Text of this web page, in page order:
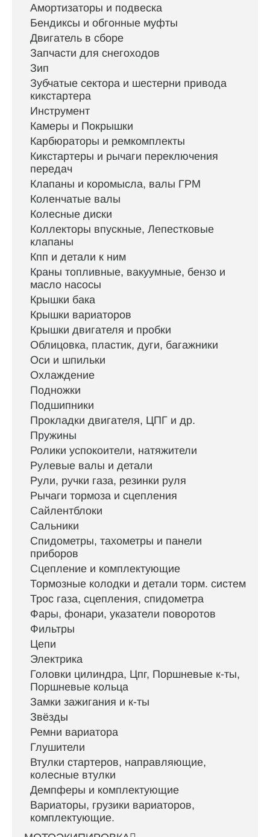
Амортизаторы и подвеска
Бендиксы и обгонные муфты
Двигатель в сборе
Запчасти для снегоходов
Зип
Зубчатые сектора и шестерни привода
кикстартера
Инструмент
Камеры и Покрышки
Карбюраторы и ремкомплекты
Кикстартеры и рычаги переключения
передач
Клапаны и коромысла, валы ГРМ
Коленчатые валы
Колесные диски
Коллекторы впускные, Лепестковые
клапаны
Кпп и детали к ним
Краны топливные, вакуумные, бензо и
масло насосы
Крышки бака
Крышки вариаторов
Крышки двигателя и пробки
Облицовка, пластик, дуги, багажники
Оси и шпильки
Охлаждение
Подножки
Подшипники
Прокладки двигателя, ЦПГ и др.
Пружины
Ролики успокоители, натяжители
Рулевые валы и детали
Рули, ручки газа, резинки руля
Рычаги тормоза и сцепления
Сайлентблоки
Сальники
Спидометры, тахометры и панели
приборов
Сцепление и комплектующие
Тормозные колодки и детали торм. систем
Трос газа, сцепления, спидометра
Фары, фонари, указатели поворотов
Фильтры
Цепи
Электрика
Головки цилиндра, Цпг, Поршневые к-ты,
Поршневые кольца
Замки зажигания и к-ты
Звёзды
Ремни вариатора
Глушители
Втулки стартеров, направляющие,
колесные втулки
Демпферы и комплектующие
Вариаторы, грузики вариаторов,
комплектующие.